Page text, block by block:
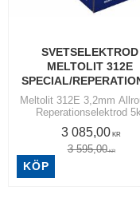
SVETSELEKTROD
MELTOLIT 312E
SPECIAL/
Meltolit 312E 3,2mm
Reperationselektrod
3 085,00 KR
3 595,00KR
KÖP